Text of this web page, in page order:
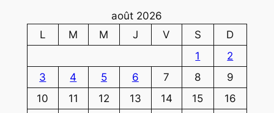
août 2026
L
M M J V S
D
1
2
3
4 5 6 7 8
9
10
11 12 13 14 15
16